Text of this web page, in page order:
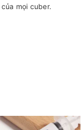
của mọi cuber.